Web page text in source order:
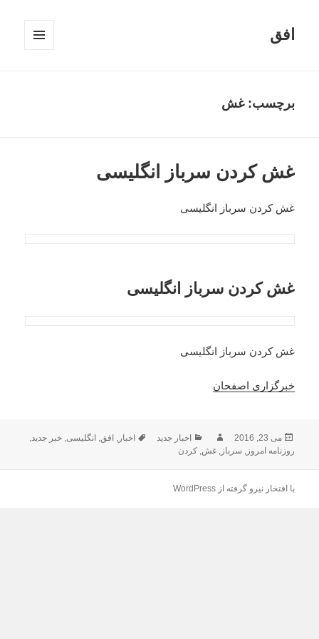
افق
برچسب:غش
غش کردن سرباز انگلیسی
غش کردن سرباز انگلیسی
غش کردن سرباز انگلیسی
غش کردن سرباز انگلیسی
خبرگزاری اصفحان
ارسال
شده
می 23, 2016 نویسندهدسته‌ها
اخبار جدید برچسب‌ها
اخبار, افق, انگلیسی,خبر جدید,
روزنامه امروز, سرباز,غش,کردن
با افتخار نیرو گرفته از WordPress